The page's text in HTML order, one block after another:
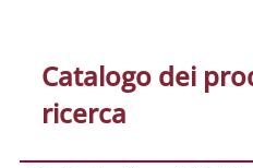
Catalogo dei
ricerca